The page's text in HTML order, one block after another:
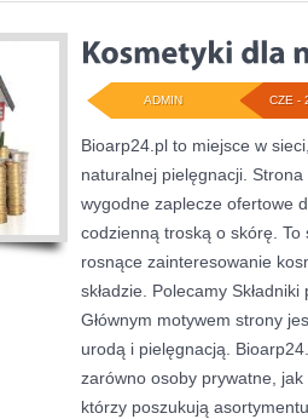
CZE -
ADMIN
Bioarp24.pl to miejsce w
naturalnej pielęgnacji.
wygodne zaplecze ofertowe
codzienną troską o skórę.
rosnące zainteresowanie
składzie. Polecamy
Głównym motywem strony
urodą i pielęgnacją.
zarówno osoby prywatne,
którzy poszukują